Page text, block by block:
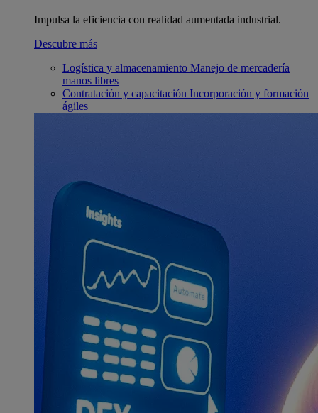
Impulsa la eficiencia con realidad aumentada industrial.
Descubre más
Logística y almacenamiento Manejo de mercadería
manos libres
Contratación y capacitación Incorporación y formación
ágiles